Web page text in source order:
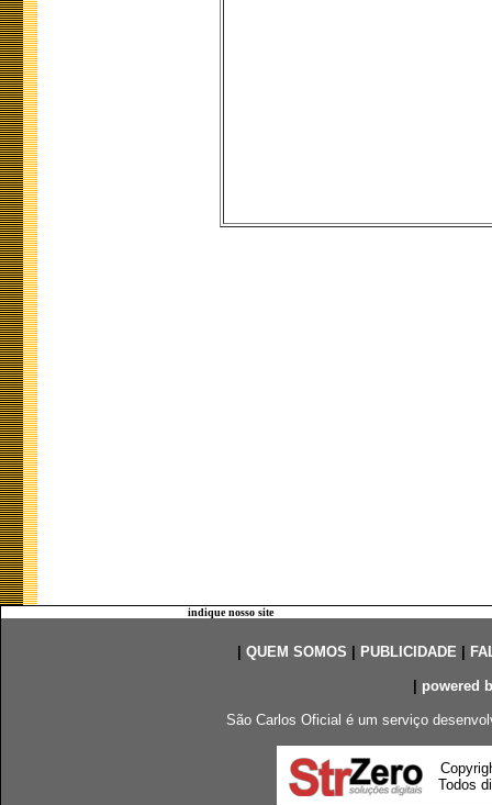
indique nosso site
QUEM SOMOS PUBLICIDADE|
powered
São Carlos Oficial é um serviço
Todos